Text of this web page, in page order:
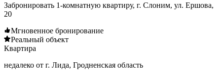
Забронировать 1-комнатную квартиру, г. Слоним, ул. Ершова,
20
Мгновенное бронирование
Реальный объект
Квартира
недалеко от г. Лида, Гродненская область